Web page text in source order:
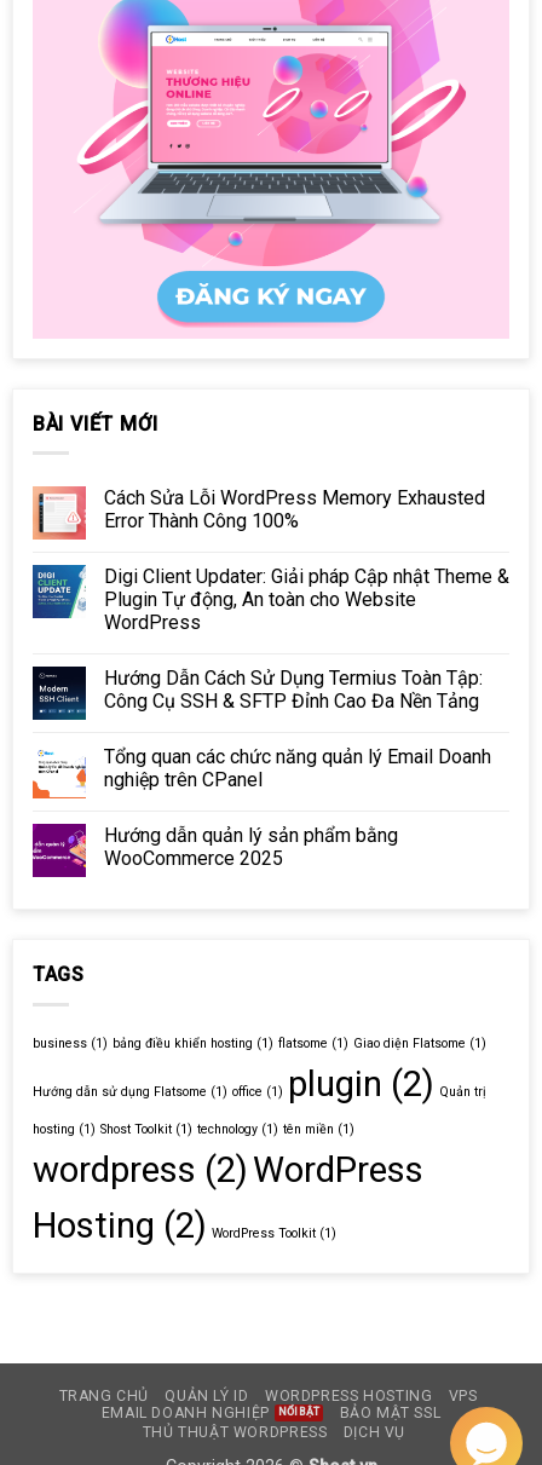
BÀI VIẾT MỚI
Cách Sửa Lỗi WordPress Memory Exhausted
Error Thành Công 100%
Digi Client Updater: Giải pháp Cập nhật Theme &
Plugin Tự động, An toàn cho Website
WordPress
Hướng Dẫn Cách Sử Dụng Termius Toàn Tập:
Công Cụ SSH & SFTP Đỉnh Cao Đa Nền Tảng
Tổng quan các chức năng quản lý Email Doanh
nghiệp trên CPanel
Hướng dẫn quản lý sản phẩm bằng
WooCommerce 2025
TAGS
business(1) bảng điều khiển hosting (1) flatsome (1) Giao diện Flatsome (1)
Hướng dẫn sử dụng Flatsome (1) office (1) plugin (2) Quản trị
hosting (1) Shost Toolkit(1) technology(1) tên miền (1)
wordpress (2) WordPress
Hosting (2) WordPress Toolkit(1)
TRANG CHỦ QUẢN LÝ ID WORDPRESS HOSTING
VPS
EMAIL DOANH NGHIỆP
BẢO MẬT SSL
THỦ THUẬT WORDPRESS
DỊCH VỤ